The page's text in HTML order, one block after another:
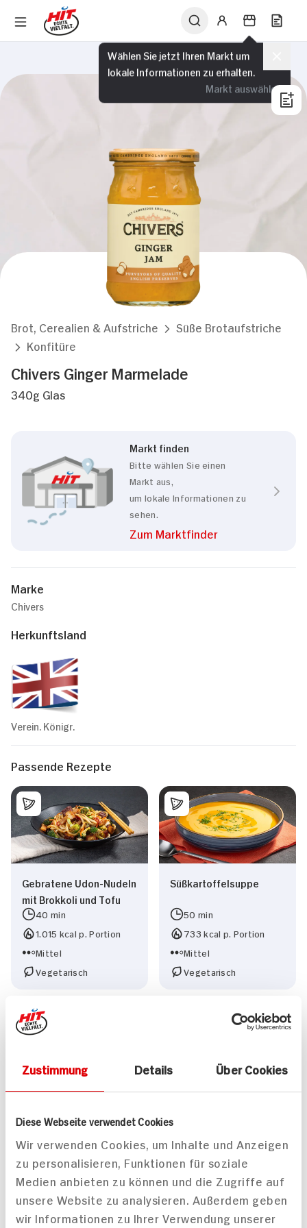
Zustimmung Details Über Cookies
Diese Webseite verwendet Cookies
Wir verwenden Cookies, um Inhalte und Anzeigen
zu personalisieren, Funktionen für soziale
Medien anbieten zu können und die Zugriffe auf
unsere Website zu analysieren. Außerdem geben
wir Informationen zu Ihrer Verwendung unserer
Wählen Sie jetzt Ihren Markt um
lokale Informationen zu erhalten.
Markt auswählen
Brot, Cerealien & Aufstriche
Süße Brotaufstriche
Konfitüre
Chivers Ginger Marmelade
340g Glas
Markt finden
Bitte wählen Sie einen
Markt aus,
um lokale Informationen zu
sehen.
Zum Marktfinder
Marke
Chivers
Herkunftsland
Verein. Königr.
Passende Rezepte
Gebratene Udon-Nudeln
mit Brokkoli und Tofu
40 min
1.015 kcal p. Portion
Mittel
Vegetarisch
Süßkartoffelsuppe
50 min
733 kcal p. Portion
Mittel
Vegetarisch
Thunfischfilet in
Brokkolireis
75 min
1.120 kcal p. Portion
Mittel
Möhren-Paprika-Suppe
60 min
429 kcal p. Portion
Mittel